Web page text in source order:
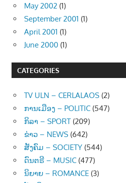
May 2002 (1)
September 2001 (1)
April 2001 (1)
June 2000 (1)
CATEGORIES
TV ULN – CERLALAOS (2)
ການເມືອງ – POLITIC (547)
ກິລາ – SPORT (209)
ຂ່າວ – NEWS (642)
ສັງຄົມ – SOCIETY (544)
ດົນຕຣີ – MUSIC (477)
ນິຍາຍ – ROMANCE (3)